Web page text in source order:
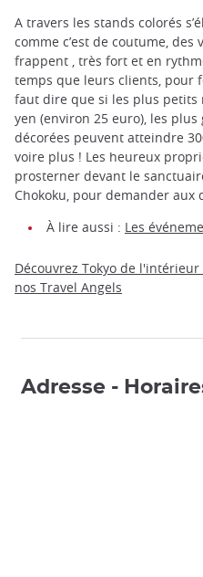
A travers les stands colorés
comme c’est de coutume,
frappent , très fort et en
temps que leurs clients, pour
faut dire que si les plus petits
yen (environ 25 euro), les
décorées peuvent atteindre
voire plus ! Les heureux
prosterner devant le
Chokoku, pour demander
À lire aussi : Les
Découvrez Tokyo de
nos Travel Angels
Adresse -